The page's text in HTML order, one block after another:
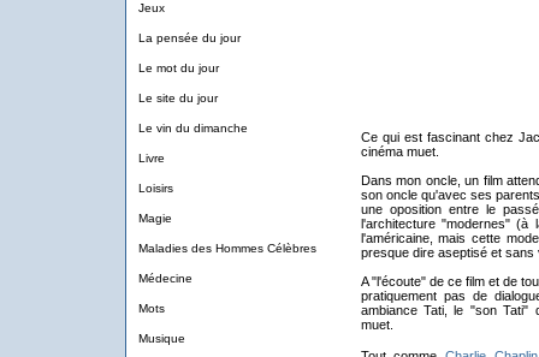
Jeux
La pensée du jour
Le mot du jour
Le site du jour
Le vin du dimanche
Livre
Loisirs
Magie
Maladies des Hommes Célèbres
Médecine
Mots
Musique
Ce qui est fascinant chez
cinéma muet.
Dans mon oncle, un film
son oncle qu'avec ses
une oposition entre le
l'architecture "modernes"
l'américaine, mais cette
presque dire aseptisé et sans
A "l'écoute" de ce film et de
pratiquement pas de
ambiance Tati, le "son Tati"
muet.